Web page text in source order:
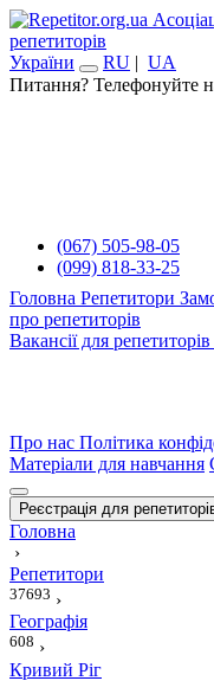
репетиторів
України
RU | UA
Питання? Телефонуйте
(067) 505-98-05
(099) 818-33-25
Головна Репетитори
про репетиторів
Вакансії для репетиторів
Про нас Політика
Матеріали для навчання
Реєстрація для
Головна
›
Репетитори
37693 ›
Географія
608 ›
Кривий Ріг